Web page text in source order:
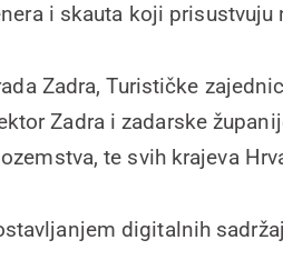
i skauta koji prisustvuju
Zadra, Turističke
Zadra i zadarske
te svih krajeva
digitalnih